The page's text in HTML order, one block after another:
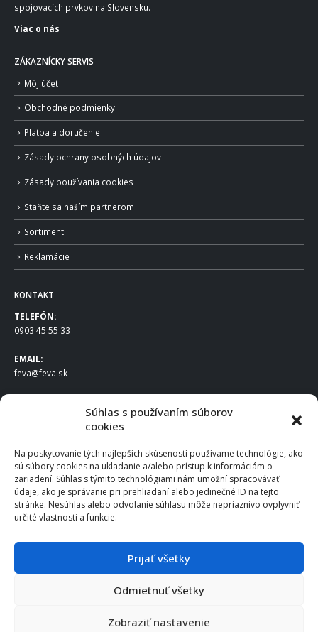
Súhlas s používaním súborov
cookies
Na poskytovanie tých najlepších skúseností používame technológie, ako
sú súbory cookies na ukladanie a/alebo prístup k informáciám o
zariadení. Súhlas s týmito technológiami nám umožní spracovávať
údaje, ako je správanie pri prehliadaní alebo jedinečné ID na tejto
stránke. Nesúhlas alebo odvolanie súhlasu môže nepriaznivo ovplyvniť
určité vlastnosti a funkcie.
Prijať všetky
Odmietnuť všetky
Zobraziť nastavenie
spojovacích prvkov na Slovensku.
Viac o nás
ZÁKAZNÍCKY SERVIS
Môj účet
Obchodné podmienky
Platba a doručenie
Zásady ochrany osobných údajov
Zásady používania cookies
Staňte sa naším partnerom
Sortiment
Reklamácie
KONTAKT
TELEFÓN:
0903 45 55 33
EMAIL:
feva@feva.sk
FEVA Slovakia SK s.r.o.
831 04 Bratislava
IČO: 50922688
DIČ: 2120539388
IČ DPH: SK2120539388
Po – Pia: 8:00 – 16:30